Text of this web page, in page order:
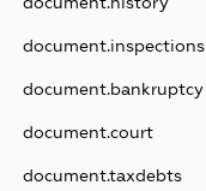
document.inspections
document.bankruptcy
document.court
document.taxdebts